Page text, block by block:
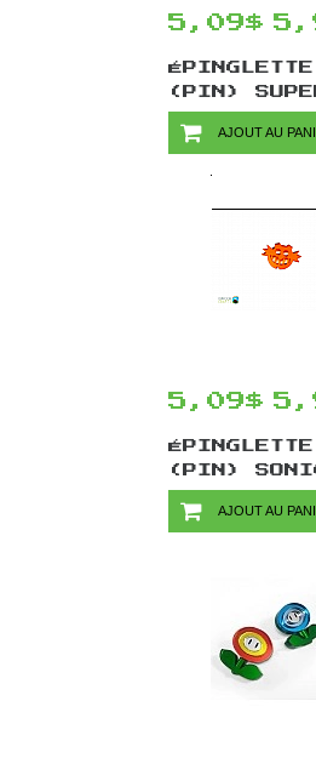
5,09$
ÉPINGLETTE
(PIN)
MARIO PAR
CHINOOK
AJOUT AU
5,09$
ÉPINGLETTE
(PIN)
THE
PAR
AJOUT AU